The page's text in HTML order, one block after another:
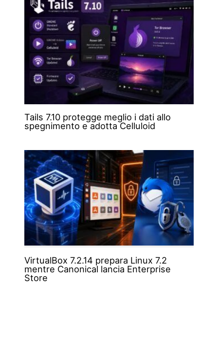
Tails 7.10 protegge meglio i dati allo
spegnimento e adotta Celluloid
VirtualBox 7.2.14 prepara Linux 7.2
mentre Canonical lancia Enterprise
Store